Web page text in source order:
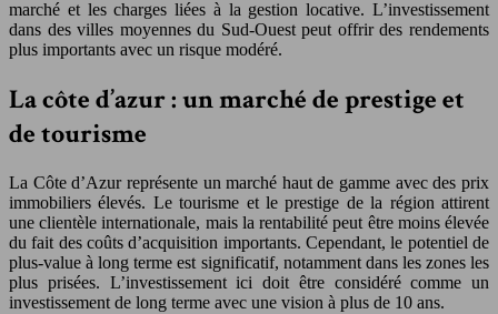
marché et les charges liées à la gestion locative. L’investissement
dans des villes moyennes du Sud-Ouest peut offrir des rendements
plus importants avec un risque modéré.
La côte d’azur : un marché de prestige et
de tourisme
La Côte d’Azur représente un marché haut de gamme avec des prix
immobiliers élevés. Le tourisme et le prestige de la région attirent
une clientèle internationale, mais la rentabilité peut être moins élevée
du fait des coûts d’acquisition importants. Cependant, le potentiel de
plus-value à long terme est significatif, notamment dans les zones les
plus prisées. L’investissement ici doit être considéré comme un
investissement de long terme avec une vision à plus de 10 ans.